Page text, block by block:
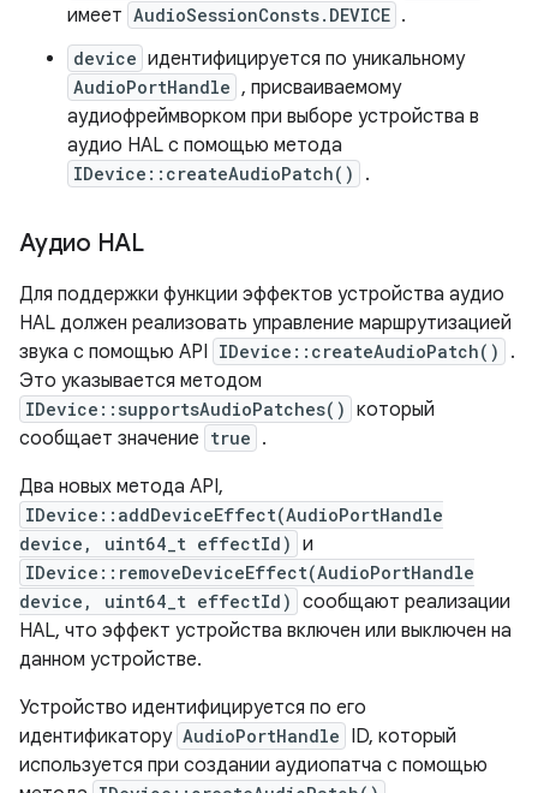
имеет AudioSessionConsts.DEVICE .
device идентифицируется по уникальному
AudioPortHandle , присваиваемому
аудиофреймворком при выборе устройства в
аудио HAL с помощью метода
IDevice::createAudioPatch() .
Аудио HAL
Для поддержки функции эффектов устройства аудио
HAL должен реализовать управление маршрутизацией
звука с помощью API IDevice::createAudioPatch()
.
Это указывается методом
IDevice::supportsAudioPatches() который
сообщает значение true .
Два новых метода API,
IDevice::addDeviceEffect(AudioPortHandle
device, uint64_t effectId) и
IDevice::removeDeviceEffect(AudioPortHandle
device, uint64_t effectId) сообщают реализации
HAL, что эффект устройства включен или выключен на
данном устройстве.
Устройство идентифицируется по его
идентификатору AudioPortHandle ID, который
используется при создании аудиопатча с помощью